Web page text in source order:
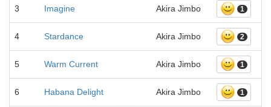
3 Imagine Akira Jimbo 1
4 Stardance Akira Jimbo 2
5 Warm Current Akira Jimbo 1
6 Habana Delight Akira Jimbo 1